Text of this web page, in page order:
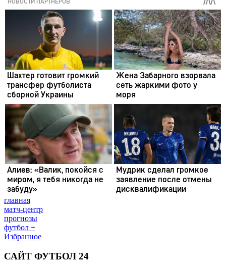
главная
матч-центр
прогнозы
футбол +
Избранное
САЙТ ФУТБОЛ 24